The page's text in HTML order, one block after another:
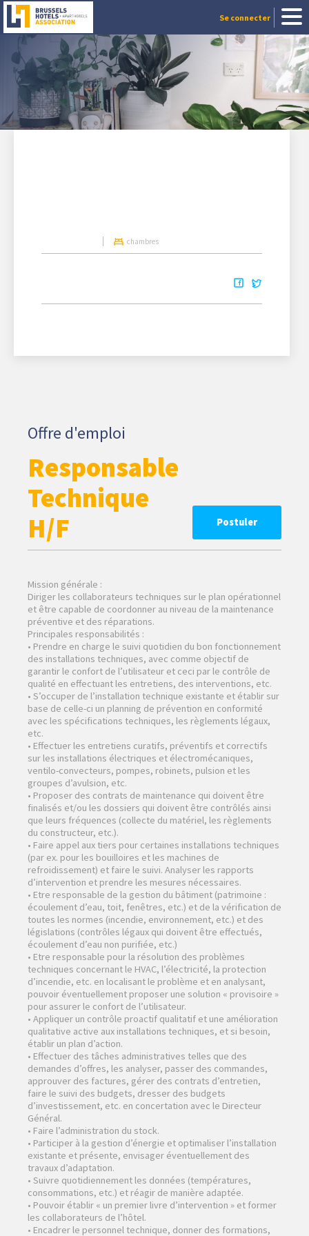
Se connecter
chambres
Offre d'emploi
Responsable
Technique
H/F
Postuler
Mission générale :
Diriger les collaborateurs techniques sur le plan opérationnel
et être capable de coordonner au niveau de la maintenance
préventive et des réparations.
Principales responsabilités :
• Prendre en charge le suivi quotidien du bon fonctionnement
des installations techniques, avec comme objectif de
garantir le confort de l’utilisateur et ceci par le contrôle de
qualité en effectuant les entretiens, des interventions, etc.
• S’occuper de l’installation technique existante et établir sur
base de celle-ci un planning de prévention en conformité
avec les spécifications techniques, les règlements légaux,
etc.
• Effectuer les entretiens curatifs, préventifs et correctifs
sur les installations électriques et électromécaniques,
ventilo-convecteurs, pompes, robinets, pulsion et les
groupes d’avulsion, etc.
• Proposer des contrats de maintenance qui doivent être
finalisés et/ou les dossiers qui doivent être contrôlés ainsi
que leurs fréquences (collecte du matériel, les règlements
du constructeur, etc.).
• Faire appel aux tiers pour certaines installations techniques
(par ex. pour les bouilloires et les machines de
refroidissement) et faire le suivi. Analyser les rapports
d’intervention et prendre les mesures nécessaires.
• Etre responsable de la gestion du bâtiment (patrimoine :
écoulement d’eau, toit, fenêtres, etc.) et de la vérification de
toutes les normes (incendie, environnement, etc.) et des
législations (contrôles légaux qui doivent être effectués,
écoulement d’eau non purifiée, etc.)
• Etre responsable pour la résolution des problèmes
techniques concernant le HVAC, l’électricité, la protection
d’incendie, etc. en localisant le problème et en analysant,
pouvoir éventuellement proposer une solution « provisoire »
pour assurer le confort de l’utilisateur.
• Appliquer un contrôle proactif qualitatif et une amélioration
qualitative active aux installations techniques, et si besoin,
établir un plan d’action.
• Effectuer des tâches administratives telles que des
demandes d’offres, les analyser, passer des commandes,
approuver des factures, gérer des contrats d’entretien,
faire le suivi des budgets, dresser des budgets
d’investissement, etc. en concertation avec le Directeur
Général.
• Faire l’administration du stock.
• Participer à la gestion d’énergie et optimaliser l’installation
existante et présente, envisager éventuellement des
travaux d’adaptation.
• Suivre quotidiennement les données (températures,
consommations, etc.) et réagir de manière adaptée.
• Pouvoir établir « un premier livre d’intervention » et former
les collaborateurs de l’hôtel.
• Encadrer le personnel technique, donner des formations,